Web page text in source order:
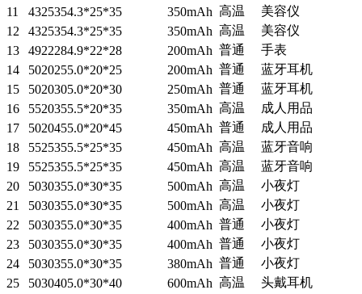
11
4325354.3*25*35 350mAh 高温
美容仪
12
4325354.3*25*35 350mAh 高温
美容仪
13
4922284.9*22*28 200mAh 普通
手表
14
5020255.0*20*25 200mAh 普通
蓝牙耳机
15
5020305.0*20*30 250mAh 普通
蓝牙耳机
16
5520355.5*20*35 350mAh 高温
成人用品
17
5020455.0*20*45 450mAh 普通
成人用品
18
5525355.5*25*35 450mAh 高温
蓝牙音响
19
5525355.5*25*35 450mAh 高温
蓝牙音响
20
5030355.0*30*35 500mAh 高温
小夜灯
21
5030355.0*30*35 500mAh 高温
小夜灯
22
5030355.0*30*35 400mAh 普通
小夜灯
23
5030355.0*30*35 400mAh 普通
小夜灯
24
5030355.0*30*35 380mAh 普通
小夜灯
25
5030405.0*30*40 600mAh 高温 头戴耳机